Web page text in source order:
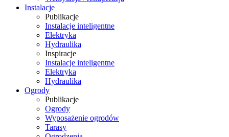
Instalacje
Publikacje
Instalacje inteligentne
Elektryka
Hydraulika
Inspiracje
Instalacje inteligentne
Elektryka
Hydraulika
Ogrody
Publikacje
Ogrody
Wyposażenie ogrodów
Tarasy